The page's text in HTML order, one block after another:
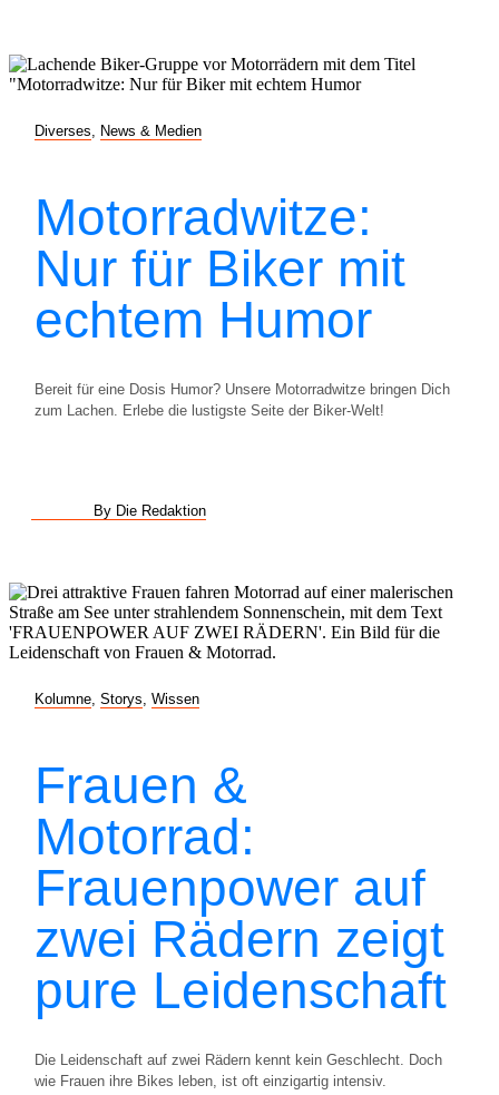
Diverses News & Medien
Motorradwitze:
Nur für Biker mit
echtem Humor
Bereit für eine Dosis Humor? Unsere Motorradwitze bringen Dich
zum Lachen. Erlebe die lustigste Seite der Biker-Welt!
By Die Redaktion
Kolumne Storys Wissen
Frauen &
Motorrad:
Frauenpower auf
zwei Rädern zeigt
pure Leidenschaft
Die Leidenschaft auf zwei Rädern kennt kein Geschlecht. Doch
wie Frauen ihre Bikes leben, ist oft einzigartig intensiv.